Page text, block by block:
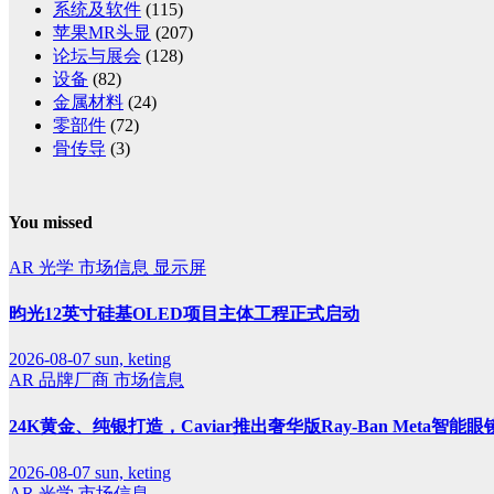
系统及软件 (115)
苹果MR头显 (207)
论坛与展会 (128)
设备 (82)
金属材料 (24)
零部件 (72)
骨传导 (3)
You missed
AR 光学 市场信息 显示屏
昀光12英寸硅基OLED项目主体工程正式启动
2026-08-07 sun, keting
AR 品牌厂商 市场信息
24K黄金、纯银打造，Caviar推出奢华版Ray-Ban Meta智能眼
2026-08-07 sun, keting